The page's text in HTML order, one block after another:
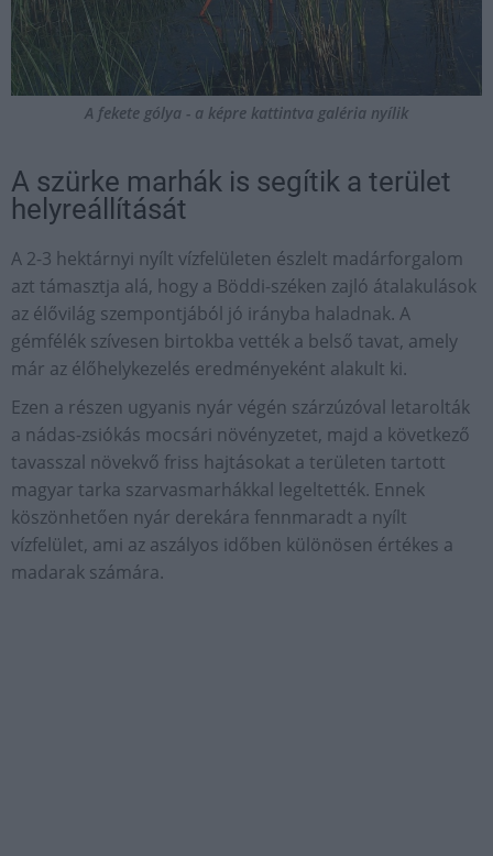
A fekete gólya - a képre kattintva galéria nyílik
A szürke marhák is segítik a terület
helyreállítását
A 2-3 hektárnyi nyílt vízfelületen észlelt madárforgalom
azt támasztja alá, hogy a Böddi-széken zajló átalakulások
az élővilág szempontjából jó irányba haladnak. A
gémfélék szívesen birtokba vették a belső tavat, amely
már az élőhelykezelés eredményeként alakult ki.
Ezen a részen ugyanis nyár végén szárzúzóval letarolták
a nádas-zsiókás mocsári növényzetet, majd a következő
tavasszal növekvő friss hajtásokat a területen tartott
magyar tarka szarvasmarhákkal legeltették. Ennek
köszönhetően nyár derekára fennmaradt a nyílt
vízfelület, ami az aszályos időben különösen értékes a
madarak számára.